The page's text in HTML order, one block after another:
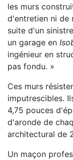
les murs
d'entretien ni de
suite d'un
un garage en
ingénieur en
pas fondu. »
Ces murs
imputrescibles.
4,75 pouces
d'aronde de
architectural de
Un maçon